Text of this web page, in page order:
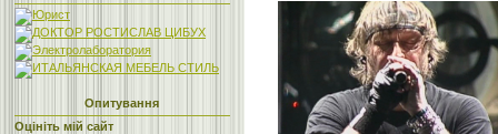
Опитування
Оцініть мій сайт